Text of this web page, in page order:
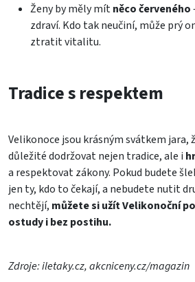
Ženy by měly mítněco červeného
zdraví. Kdo tak neučiní, může prý
ztratit vitalitu.
Tradice s respektem
Velikonoce jsou krásným svátkem jara,
důležité dodržovat nejen tradice, ale i
a respektovat zákony. Pokud budete
jen ty, kdo to čekají, a nebudete nutit
nechtějí, můžete si užít Velikonoční
ostudy i bez postihu.
Zdroje: iletaky.cz, akcniceny.cz/magazin